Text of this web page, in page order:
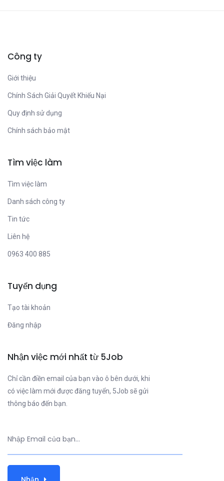
Công ty
Giới thiệu
Chính Sách Giải Quyết Khiếu Nại
Quy định sử dụng
Chính sách bảo mật
Tìm việc làm
Tìm việc làm
Danh sách công ty
Tin tức
Liên hệ
0963 400 885
Tuyển dụng
Tạo tài khoản
Đăng nhập
Nhận việc mới nhất từ 5Job
Chỉ cần điền email của bạn vào ô bên dưới, khi
có việc làm mới được đăng tuyển, 5Job sẽ gửi
thông báo đến bạn.